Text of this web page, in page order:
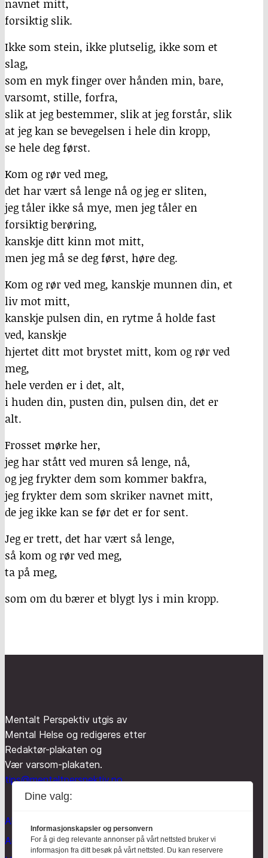
navnet mitt,
forsiktig slik.
Ikke som stein, ikke plutselig, ikke som et
slag,
som en myk finger over hånden min, bare,
varsomt, stille, forfra,
slik at jeg bestemmer, slik at jeg forstår, slik
at jeg kan se bevegelsen i hele din kropp,
se hele deg først.
Kom og rør ved meg,
det har vært så lenge nå og jeg er sliten,
jeg tåler ikke så mye, men jeg tåler en
forsiktig berøring,
kanskje ditt kinn mot mitt,
men jeg må se deg først, høre deg.
Kom og rør ved meg, kanskje munnen din, et
liv mot mitt,
kanskje pulsen din, en rytme å holde fast
ved, kanskje
hjertet ditt mot brystet mitt, kom og rør ved
meg,
hele verden er i det, alt,
i huden din, pusten din, pulsen din, det er
alt.
Frosset mørke her,
jeg har stått ved muren så lenge, nå,
og jeg frykter dem som kommer bakfra,
jeg frykter dem som skriker navnet mitt,
de jeg ikke kan se før det er for sent.
Jeg er trett, det har vært så lenge,
så kom og rør ved meg,
ta på meg,
som om du bærer et blygt lys i min kropp.
Mentalt Perspektiv utgis av
Mental Helse og redigeres etter
Redaktør-plakaten og
Vær varsom-plakaten.
tips@mentaltperspektiv.no
Aktuelt
Anmeldt
Dine valg:
Informasjonskapsler og personvern
For å gi deg relevante annonser på vårt nettsted bruker vi
informasjon fra ditt besøk på vårt nettsted. Du kan reservere